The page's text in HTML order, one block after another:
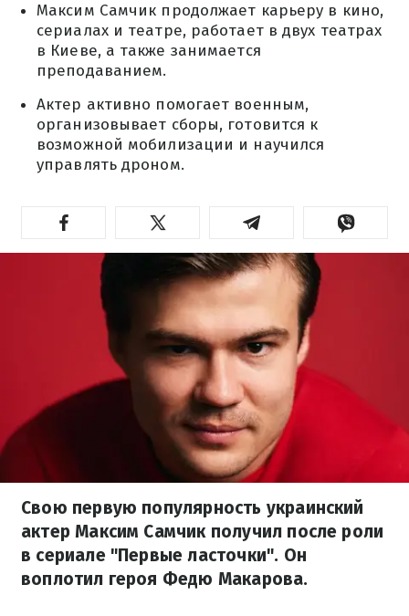
Максим Самчик продолжает карьеру в кино,
сериалах и театре, работает в двух театрах
в Киеве, а также занимается
преподаванием.
Актер активно помогает военным,
организовывает сборы, готовится к
возможной мобилизации и научился
управлять дроном.
Свою первую популярность украинский
актер Максим Самчик получил после роли
в сериале "Первые ласточки". Он
воплотил героя Федю Макарова.